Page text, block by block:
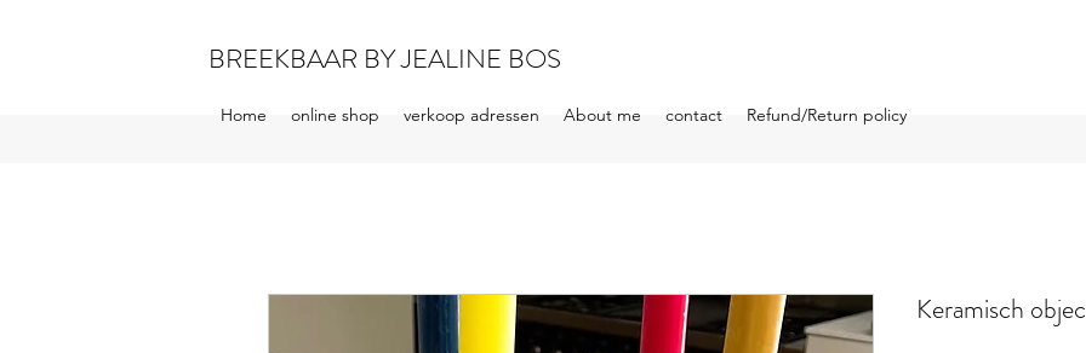
BREEKBAAR BY JEALINE BOS
Home online shop verkoop adressen About me contact Refund/Return policy
Keramisch